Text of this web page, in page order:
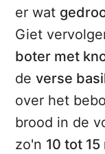
er wat
Giet
boter met
deverse
over het
brood in de
zo'n 10 tot